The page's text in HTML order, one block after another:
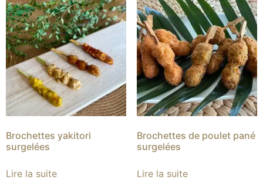
Brochettes yakitori
surgelées
Lire la suite
Brochettes de poulet pané
surgelées
Lire la suite